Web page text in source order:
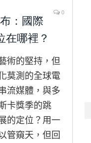
0
：國際
在哪裡？
術的堅持，但
莫測的全球電
流媒體，與多
卡獎季的跳
的定位？用一
管窺天，但回